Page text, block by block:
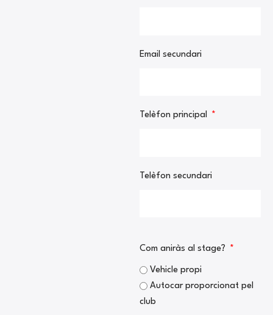
Email secundari
Telèfon principal
Telèfon secundari
Com aniràs al stage?
Vehicle propi
Autocar proporcionat pel
club